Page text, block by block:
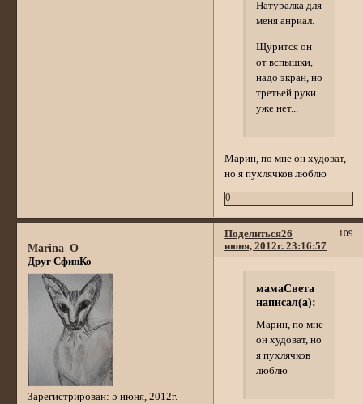
Натуралка для
меня анриал.
Щурится он
от вспышки,
надо экран, но
третьей руки
уже нет...
Марин, по мне он худоват,
но я пухлячков люблю
0
Поделиться 109
26
июня, 2012г. 23:16:57
Marina_O
Друг СфинКо
Зарегистрирован: 5 июня, 2012г.
мамаСвета
написал(а):
Марин, по мне
он худоват, но
я пухлячков
люблю